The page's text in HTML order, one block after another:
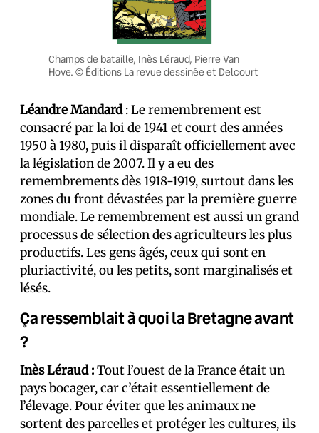
Champs de bataille, Inès Léraud, Pierre Van
Hove. © Éditions La revue dessinée et Delcourt
Léandre Mandard: Le remembrement est
consacré par la loi de 1941 et court des années
1950 à 1980, puis il disparaît officiellement avec
la législation de 2007. Il y a eu des
remembrements dès 1918-1919, surtout dans les
zones du front dévastées par la première guerre
mondiale. Le remembrement est aussi un grand
processus de sélection des agriculteurs les plus
productifs. Les gens âgés, ceux qui sont en
pluriactivité, ou les petits, sont marginalisés et
lésés.
Ça ressemblait à quoi la Bretagne avant
?
Inès Léraud :Tout l’ouest de la France était un
pays bocager, car c’était essentiellement de
l’élevage. Pour éviter que les animaux ne
sortent des parcelles et protéger les cultures, ils